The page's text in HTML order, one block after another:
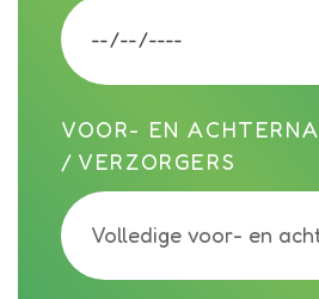
VOOR- EN
/ VERZORGERS